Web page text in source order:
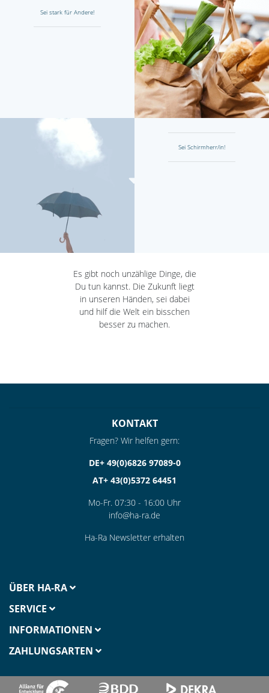
Sei stark für Andere!
Sei Schirmherr/in!
Es gibt noch unzählige Dinge, die
Du tun kannst. Die Zukunft liegt
in unseren Händen, sei dabei
und hilf die Welt ein bisschen
besser zu machen.
KONTAKT
Fragen? Wir helfen gern:
DE+ 49(0)6826 97089-0
AT+ 43(0)5372 64451
Mo-Fr. 07:30 - 16:00 Uhr
info@ha-ra.de
Ha-Ra Newsletter erhalten
ÜBER HA-RA
SERVICE
INFORMATIONEN
ZAHLUNGSARTEN